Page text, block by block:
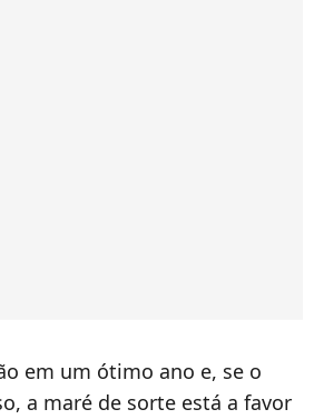
em um ótimo ano e, se o
a maré de sorte está a favor